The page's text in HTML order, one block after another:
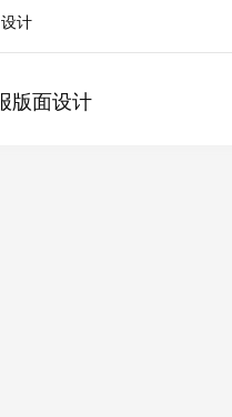
设计